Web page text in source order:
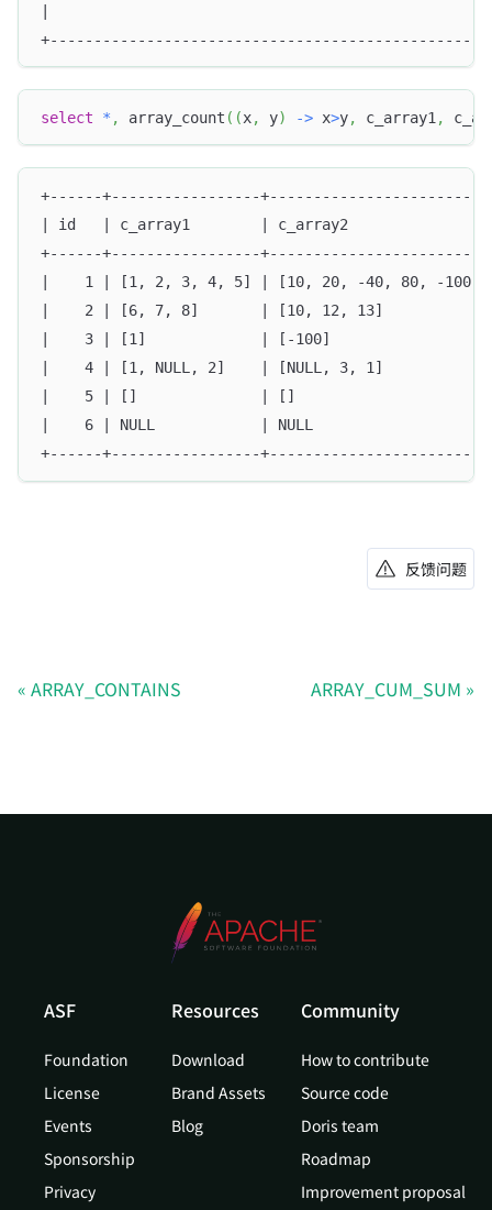
|
select * , array_count ( (x, y) -> x>y, c_array1 ,
+------+-----------------
| id   | c_array1        | c_array2                |
+------+-----------------
|    1 | [1, 2, 3, 4, 5] | [10, 20, -40,
|    2 | [6, 7, 8]       | [10, 12, 13]
|    3 | [1]             | [-100]
|    4 | [1, NULL, 2]    | [NULL, 3, 1]
|    5 | []              | []
|    6 | NULL            | NULL
+------+-----------------
反馈问题
ARRAY_CONTAINS ARRAY_CUM_SUM
ASF
Foundation
License
Events
Sponsorship
Privacy
Resources
Download
Brand Assets
Blog
Community
How to contribute
Source code
Doris team
Roadmap
Improvement proposal